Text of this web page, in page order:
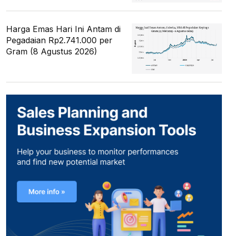
Harga Emas Hari Ini Antam di
Pegadaian Rp2.741.000 per
Gram (8 Agustus 2026)